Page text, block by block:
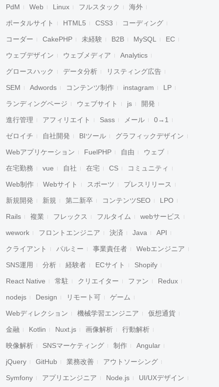
PdM Web Linux フルスタック 海外
ポータルサイト HTML5 CSS3 コーディング
コーダー CakePHP 未経験 B2B MySQL EC
ウェブデザイン ウェブメディア Analytics
グロースハック データ分析 リスティング広告
SEM Adwords コンテンツ制作 instagram LP
ランディングページ ウェブサイト js 開発
進行管理 アフィリエイト Sass メール 0→1
ゼロイチ 自社開発 BIツール グラフィックデザイン
Webアプリケーション FuelPHP 自由 ウェブ
在宅勤務 vue 自社 在宅 CS コミュニティ
Web制作 Webサイト スポーツ プレスリリース
新規開発 新規 第二新卒 コンテンツSEO LPO
Rails 複業 フレックス フルタイム webサービス
wework フロントエンジニア 決済 Java API
クライアント パルミー 事業責任者 Webエンジニア
SNS運用 分析 経験者 ECサイト Shopify
React Native 常駐 クリエイター ファン Redux
nodejs Design リモート可 ゲーム
Webディレクション 機械学習エンジニア 仮想通貨
金融 Kotlin Nuxt.js 画像解析 行動解析
映像解析 SNSマーケティング 制作 Angular
jQuery GitHub 業務改善 アウトソーシング
Symfony アプリエンジニア Node.js UI/UXデザイン